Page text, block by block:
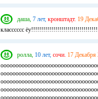
даша, 7 лет, кронштадт. 19
класссссс
ролла, 10 лет, сочи. 17 Декабря